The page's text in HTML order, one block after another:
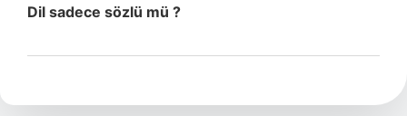
Dil sadece sözlü mü ?